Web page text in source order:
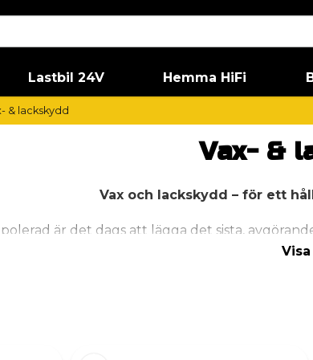
Lastbil 24V Hemma HiFi
& lackskydd
Vax- &
Vax och lackskydd – för ett
är det dags att lägga det sista,
också glansen och gör tvätten både